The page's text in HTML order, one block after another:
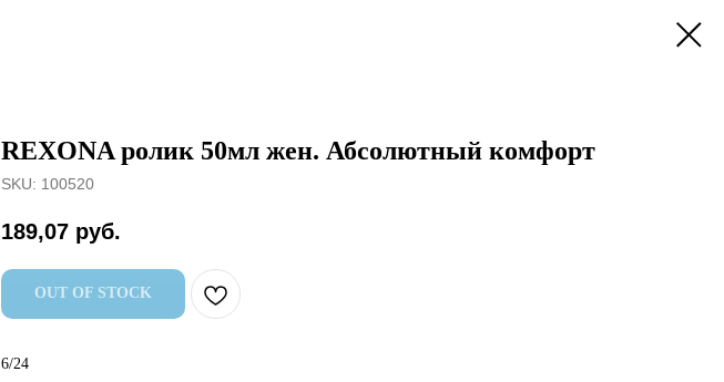
REXONA ролик 50мл жен. Абсолютный комфорт
SKU: 100520
189,07 руб.
OUT OF STOCK
6/24